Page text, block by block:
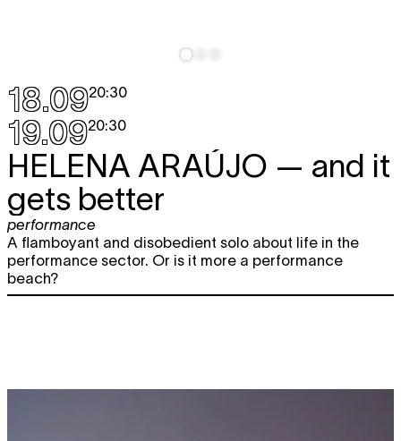
18.0920:30
19.0920:30
HELENA ARAÚJO — and it
gets better
performance
A flamboyant and disobedient solo about life in the
performance sector. Or is it more a performance
beach?